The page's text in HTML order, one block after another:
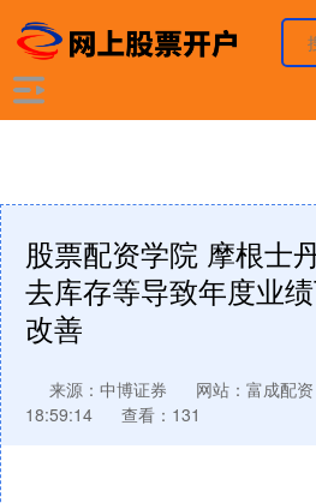
股票配资学院 摩根士
去库存等导致年度业
改善
来源：中博证券 网站：富成配资
18:59:14
查看：131